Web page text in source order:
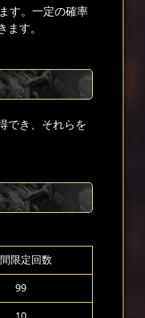
す。一定の確率
す。
でき、それらを
限定回数
99